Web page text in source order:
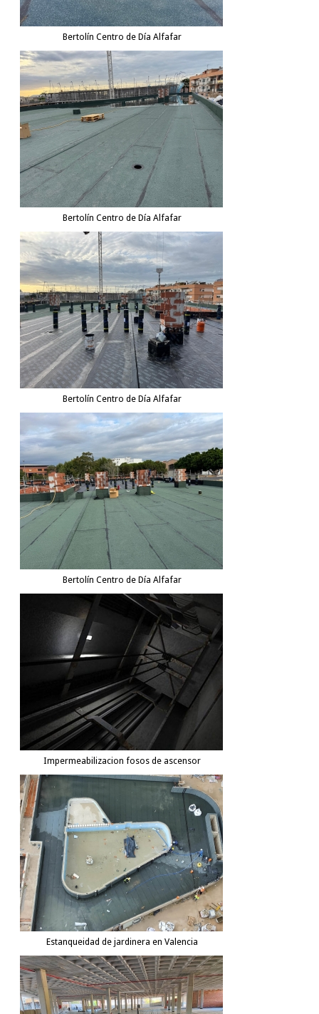
Bertolín Centro de Día Alfafar
Bertolín Centro de Día Alfafar
Bertolín Centro de Día Alfafar
Bertolín Centro de Día Alfafar
Impermeabilizacion fosos de ascensor
Estanqueidad de jardinera en Valencia